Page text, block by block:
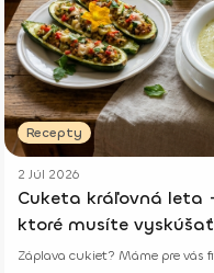
Recepty
2 Júl 2026
Cuketa kráľovná leta
ktoré musíte vyskúšať
Záplava cukiet? Máme pre